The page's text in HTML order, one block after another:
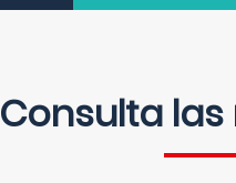
Consulta